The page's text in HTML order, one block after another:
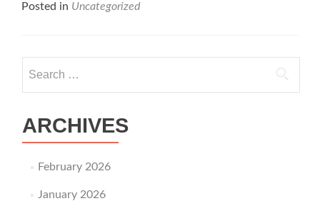
Posted in Uncategorized
ARCHIVES
February 2026
January 2026